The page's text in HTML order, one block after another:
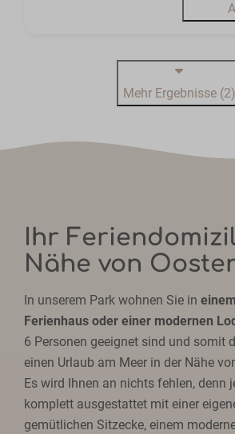
Mehr Ergebnisse (2)
Ihr
Nähe von
In unserem Park wohnen Sie in
Ferienhaus oder einer modernen
6 Personen geeignet sind und somit
einen Urlaub am Meer in der Nähe
Es wird Ihnen an nichts fehlen, denn
komplett ausgestattet mit einer
gemütlichen Sitzecke, einem